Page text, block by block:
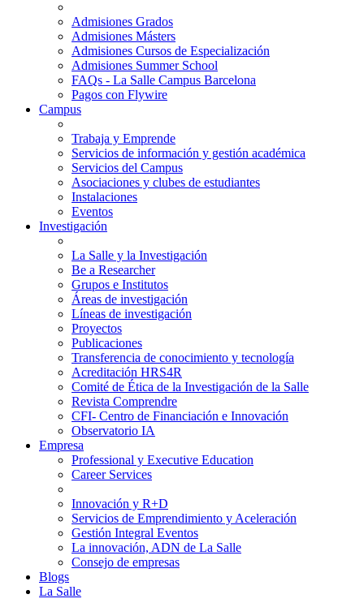
Admisiones Grados
Admisiones Másters
Admisiones Cursos de Especialización
Admisiones Summer School
FAQs - La Salle Campus Barcelona
Pagos con Flywire
Campus
Trabaja y Emprende
Servicios de información y gestión académica
Servicios del Campus
Asociaciones y clubes de estudiantes
Instalaciones
Eventos
Investigación
La Salle y la Investigación
Be a Researcher
Grupos e Institutos
Áreas de investigación
Líneas de investigación
Proyectos
Publicaciones
Transferencia de conocimiento y tecnología
Acreditación HRS4R
Comité de Ética de la Investigación de la Salle
Revista Comprendre
CFI- Centro de Financiación e Innovación
Observatorio IA
Empresa
Professional y Executive Education
Career Services
Innovación y R+D
Servicios de Emprendimiento y Aceleración
Gestión Integral Eventos
La innovación, ADN de La Salle
Consejo de empresas
Blogs
La Salle